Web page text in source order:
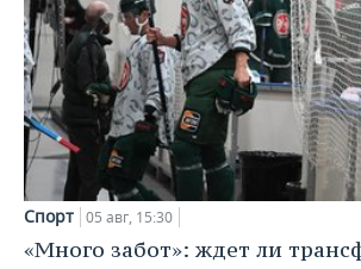
Спорт 05 авг, 15:30
«Много забот»: ждет ли